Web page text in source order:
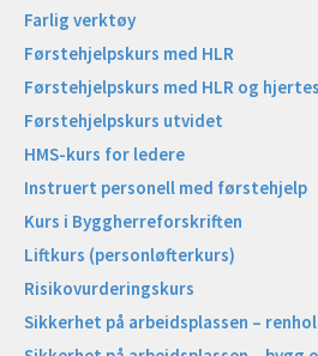
Farlig verktøy
Førstehjelpskurs med HLR
Førstehjelpskurs med HLR og
Førstehjelpskurs utvidet
HMS-kurs for ledere
Instruert personell med førstehjelp
Kurs i Byggherreforskriften
Liftkurs (personløfterkurs)
Risikovurderingskurs
Sikkerhet på arbeidsplassen –